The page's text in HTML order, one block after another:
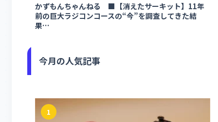
かずもんちゃんねる ■【消えたサーキット】11年
前の巨大ラジコンコースの“今”を調査してきた結
果…
今月の人気記事
1